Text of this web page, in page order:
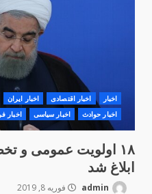
اخبار اخبار اقتصادی اخبار ایران
اخبار حوادث
اخبار سیاسی اخبار
۱۸ اولویت عمومی
ابلاغ شد
فوریه 8, 2019